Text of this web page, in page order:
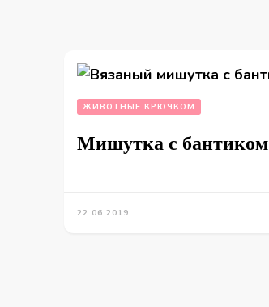
ЖИВОТНЫЕ КРЮЧКОМ
Мишутка с бантиком
22.06.2019